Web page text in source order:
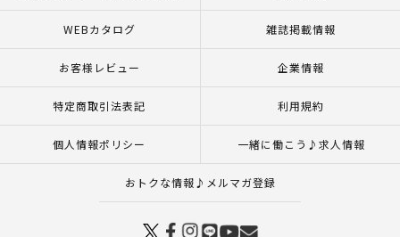
WEBカタログ 雑誌掲載情報
お客様レビュー 企業情報
特定商取引法表記 利用規約
個人情報ポリシー 一緒に働こう♪求人情報
おトクな情報♪メルマガ登録